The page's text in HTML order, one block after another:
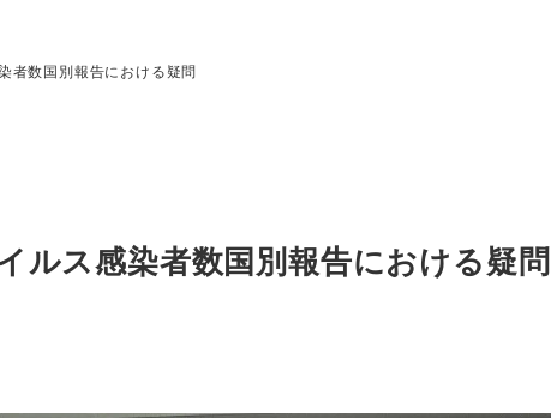
者数国別報告における疑問
ルス感染者数国別報告における疑問